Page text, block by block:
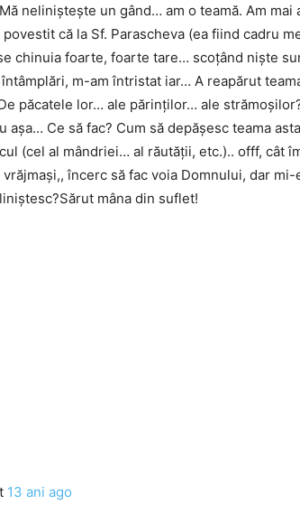
neliniștește un gând… am o teamă. Am
că la Sf. Parascheva (ea fiind cadru
chinuia foarte, foarte tare… scoțând niște
m-am întristat iar… A reapărut
păcatele lor… ale părinților… ale
așa… Ce să fac? Cum să depășesc teama
(cel al mândriei… al răutății, etc.).. offf, cât
încerc să fac voia Domnului, dar
mâna din suflet!
13 ani ago